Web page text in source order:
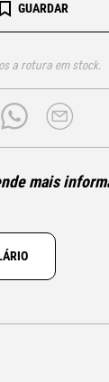
GUARDAR
a rotura em stock.
mais